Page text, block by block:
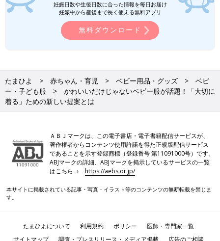
妊娠日数や生後日数に合った情報を毎日お届け
妊娠中から産後まで長く使える無料アプリ
無料ダウンロード
たまひよ 赤ちゃん・育児 ベビー用品・グッズ
ベビ
ー・子ども服
かわいいだけじゃないベビー服が話題！「大切に
着る」ための新しい提案とは
ＡＢＪマークは、この電子書店・電子書籍配信サービスが、
著作権者からコンテンツ使用許諾を得た正規版配信サービス
であることを示す登録商標（登録番号 第11091000号）です。
ABJマークの詳細、ABJマークを掲示しているサービスの一覧
はこちら→https://aebs.or.jp/
本サイトに掲載されている記事・写真・イラスト等のコンテンツの無断転載を禁じま
す。
たまひよについて 利用規約 ポリシー
医師・専門家一覧